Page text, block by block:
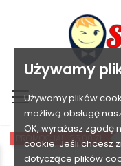
Używamy
Używamy plików
możliwą obsługę
OK, wyrażasz zgodę
cookie. Jeśli chcesz
dotyczące plików
PROMOCJA! -25,00 ZŁ